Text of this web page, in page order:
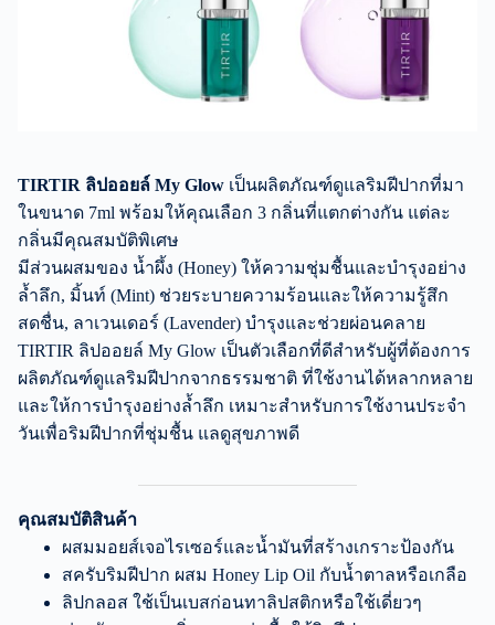
TIRTIR ลิปออยล์ My Glow เป็นผลิตภัณฑ์ดูแลริมฝีปากที่มา
ในขนาด 7ml พร้อมให้คุณเลือก 3 กลิ่นที่แตกต่างกัน แต่ละ
กลิ่นมีคุณสมบัติพิเศษ
มีส่วนผสมของ น้ำผึ้ง (Honey) ให้ความชุ่มชื้นและบำรุงอย่าง
ล้ำลึก, มิ้นท์ (Mint) ช่วยระบายความร้อนและให้ความรู้สึก
สดชื่น, ลาเวนเดอร์ (Lavender) บำรุงและช่วยผ่อนคลาย
TIRTIR ลิปออยล์ My Glow เป็นตัวเลือกที่ดีสำหรับผู้ที่ต้องการ
ผลิตภัณฑ์ดูแลริมฝีปากจากธรรมชาติ ที่ใช้งานได้หลากหลาย
และให้การบำรุงอย่างล้ำลึก เหมาะสำหรับการใช้งานประจำ
วันเพื่อริมฝีปากที่ชุ่มชื้น แลดูสุขภาพดี
คุณสมบัติสินค้า
ผสมมอยส์เจอไรเซอร์และน้ำมันที่สร้างเกราะป้องกัน
สครับริมฝีปาก ผสม Honey Lip Oil กับน้ำตาลหรือเกลือ
ลิปกลอส ใช้เป็นเบสก่อนทาลิปสติกหรือใช้เดี่ยวๆ